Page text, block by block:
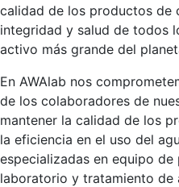
calidad de los productos de
integridad y salud de todos
activo más grande del
En AWAlab nos
de los colaboradores de
mantener la calidad de los
la eficiencia en el uso del
especializadas en equipo
laboratorio y tratamiento de